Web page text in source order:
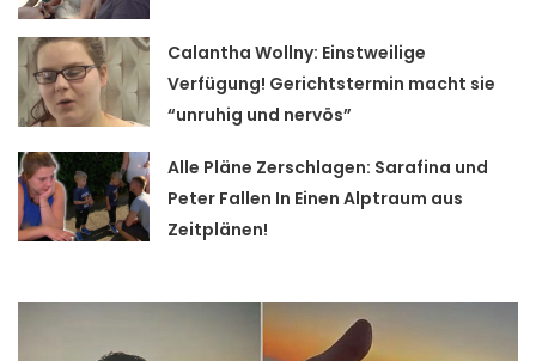
Calantha Wollny: Einstweilige
Verfügung! Gerichtstermin macht sie
“unruhig und nervös”
Alle Pläne Zerschlagen: Sarafina und
Peter Fallen In Einen Alptraum aus
Zeitplänen!